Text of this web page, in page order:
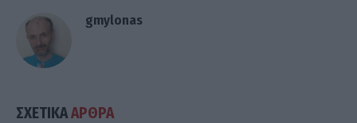
gmylonas
ΣΧΕΤΙΚΑΑΡΘΡΑ